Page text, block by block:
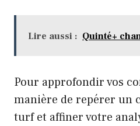
Lire aussi : Quinté+
Pour approfondir vos
manière de repérer un
turf et affiner votre